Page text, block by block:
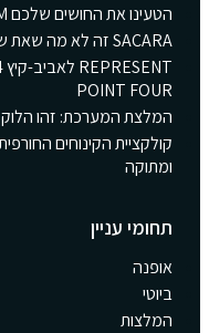
הטעינו את החושים שלכם GUCCI GUILTY ELIXIR DE PARFUM
SACARA זה לא מה שאת שמה על הפנים – זה הפנים
POINT FOUR
המלצת המערכת: זהו
קולקציית הקינוחים
ומתוקה
תחומי עניין
אופנה
ביוטי
המלצות